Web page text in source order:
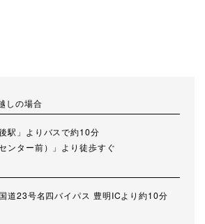
しの場合
駅」よりバスで約10分
ンター前）」より徒歩すぐ
道23号名四バイパス 豊明ICより約10分